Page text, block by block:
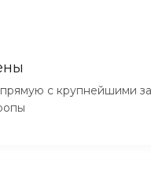
с крупнейшими